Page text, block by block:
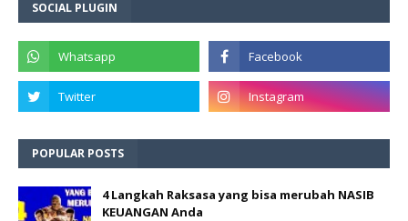
SOCIAL PLUGIN
POPULAR POSTS
4 Langkah Raksasa yang bisa merubah NASIB
KEUANGAN Anda